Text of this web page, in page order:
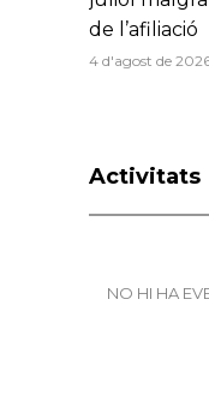
de l’afiliació
4 d'agost de
Activitats
NO HI HA